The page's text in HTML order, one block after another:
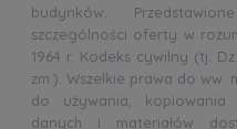
budynków.
szczególności oferty w
1964 r. Kodeks cywilny (tj.
zm.). Wszelkie prawa do ww.
do używania, kopiowania
danych i materiałów